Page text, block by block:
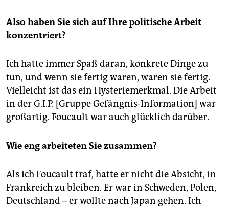
Also haben Sie sich auf Ihre politische Arbeit
konzentriert?
Ich hatte immer Spaß daran, konkrete Dinge zu
tun, und wenn sie fertig waren, waren sie fertig.
Vielleicht ist das ein Hysteriemerkmal. Die Arbeit
in der G.I.P. [Gruppe Gefängnis-Information] war
großartig. Foucault war auch glücklich darüber.
Wie eng arbeiteten Sie zusammen?
Als ich Foucault traf, hatte er nicht die Absicht, in
Frankreich zu bleiben. Er war in Schweden, Polen,
Deutschland – er wollte nach Japan gehen. Ich